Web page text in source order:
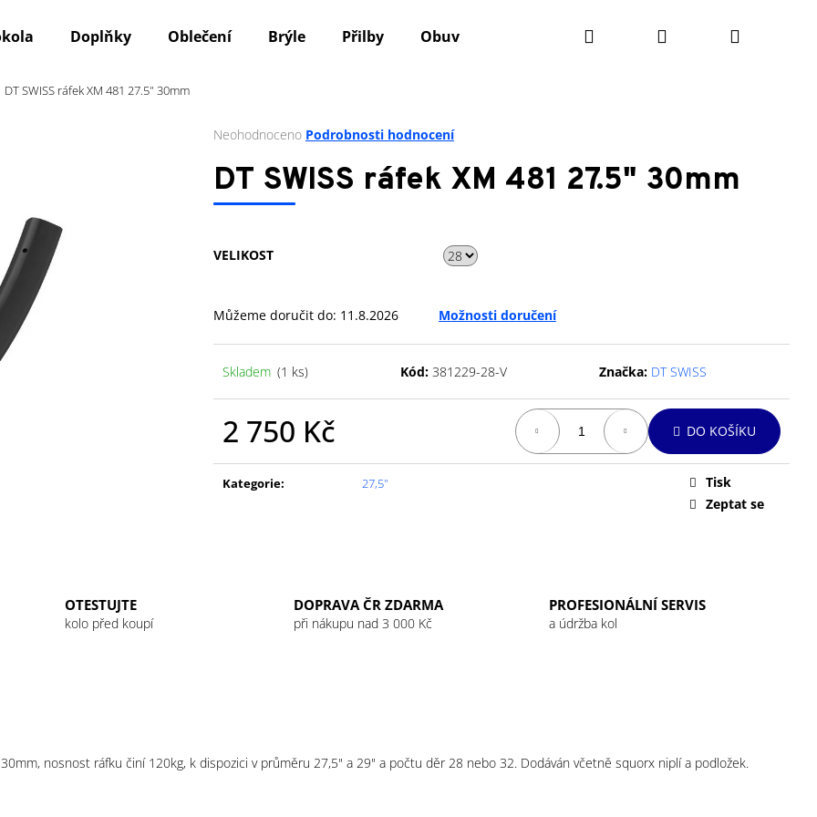
Doplňky Oblečení Brýle Přilby Obuv Výživa Údržba kola
Hledat PřihlášeníNákupní
DT SWISS ráfek XM 481 27.5" 30mm
Průměrné
produktu
je
0,0
hvězdiček.
Neohodnoceno Podrobnosti hodnocení
DT SWISS ráfek XM 481 27.5" 30mm
VELIKOST
Můžeme doručit do: 11.8.2026 Možnosti doručení
Skladem (1 ks) Kód: 381229-28-V Značka: DT SWISS
2 750 Kč DO KOŠÍKU
Kategorie: 27,5"
Tisk
Zeptat se
OTESTUJTE
kolo před koupí
DOPRAVA ČR ZDARMA
při nákupu nad 3 000 Kč
PROFESIONÁLNÍ SERVIS
a údržba kol
nosnost ráfku činí 120kg, k dispozici v průměru 27,5" a 29" a počtu děr 28 nebo 32. Dodáván včetně squorx niplí a podložek.
Co potřebujete najít?
HLEDAT
GU ENERGY GEL 32G RASPBERRY
LEMONADE